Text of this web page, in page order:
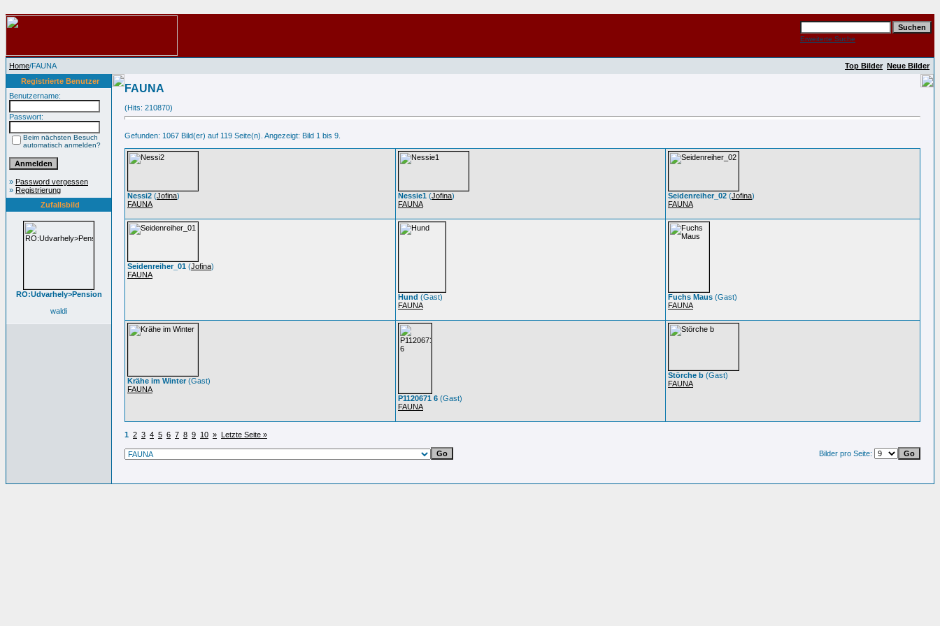
Erweiterte Suche
Home/FAUNA Top Bilder Neue Bilder
Registrierte Benutzer
Benutzername:
Passwort:
Beim nächsten Besuch
automatisch anmelden?
» Password vergessen
» Registrierung
Zufallsbild
RO:Udvarhely>Pension
waldi
FAUNA
(Hits: 210870)
Gefunden: 1067 Bild(er) auf 119 Seite(n). Angezeigt: Bild 1 bis 9.
Nessi2 (Jofina)
FAUNA
Nessie1 (Jofina)
FAUNA
Seidenreiher_02 (Jofina)
FAUNA
Seidenreiher_01 (Jofina)
FAUNA
Hund (Gast)
FAUNA
Fuchs Maus (Gast)
FAUNA
Krähe im Winter(Gast)
FAUNA
P1120671 6 (Gast)
FAUNA
Störche b (Gast)
FAUNA
1 2 3 4 5 6 7 8 9 10 » Letzte Seite »
Bilder pro Seite: